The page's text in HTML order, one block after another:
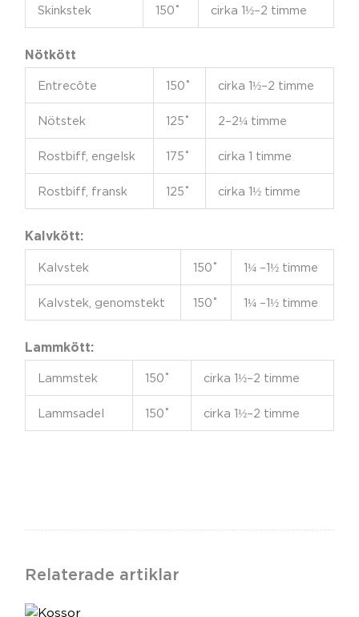
Skinkstek 150˚ cirka 1½–2 timme
Nötkött
Entrecôte 150˚ cirka 1½–2 timme
Nötstek 125˚ 2–2¼ timme
Rostbiff, engelsk 175˚ cirka 1 timme
Rostbiff, fransk 125˚ cirka 1½ timme
Kalvkött:
Kalvstek 150˚ 1¼ –1½ timme
Kalvstek, genomstekt 150˚ 1¼ –1½ timme
Lammkött:
Lammstek 150˚ cirka 1½–2 timme
Lammsadel 150˚ cirka 1½–2 timme
Relaterade artiklar